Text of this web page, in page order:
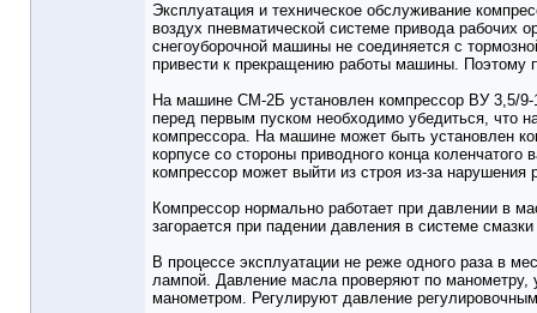
Эксплуатация и техническое обслуживание
воздух пневматической системе привода рабочих
снегоуборочной машины не соединяется с
привести к прекращению работы машины. Поэтому
На машине СМ-2Б установлен компрессор ВУ 3,5/9-
перед первым пуском необходимо убедиться, что
компрессора. На машине может быть установлен
корпусе со стороны приводного конца
компрессор может выйти из строя из-за
Компрессор нормально работает при давлении в
загорается при падении давления в системе
В процессе эксплуатации не реже одного раза в
лампой. Давление масла проверяют по манометру,
манометром. Регулируют давление